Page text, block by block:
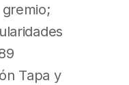
Tapa y